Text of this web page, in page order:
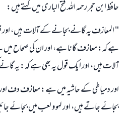
حافظ ابن حجر رحمہ اللہ فتح البارى ميں كہتے ہيں:
" المعازف يہ گانے بجانے كے آلات ہيں،
ہے كہ: معازف گانا ہے، اور ان كى صحاح
آلات ہيں، اور ايك قول يہ بھى ہے كہ: يہ
اور دمياطى كے حاشيہ ميں ہے: معازف دف
بجائے جاتے ہيں، اور لہو و لعب ميں بجائے